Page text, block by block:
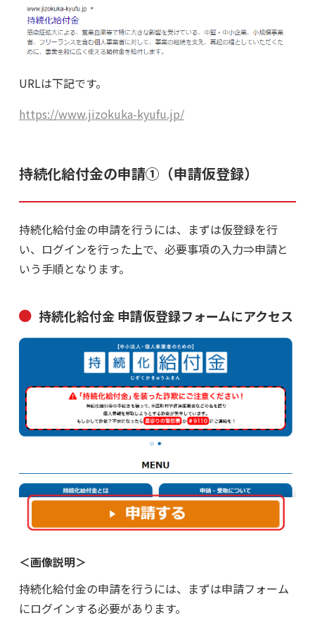
URLは下記です。
https://www.jizokuka-kyufu.jp/
持続化給付金の申請①（申請仮登録）
持続化給付金の申請を行うには、まずは仮登録を行
い、ログインを行った上で、必要事項の入力⇒申請と
いう手順となります。
持続化給付金 申請仮登録フォームにアクセス
＜画像説明＞
持続化給付金の申請を行うには、まずは申請フォーム
にログインする必要があります。